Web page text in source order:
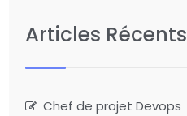
Articles Récents
Chef de projet Devops